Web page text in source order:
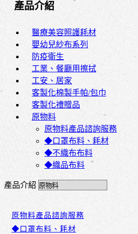
產品介紹
醫療美容照護耗材
嬰幼兒紗布系列
防疫衛生
工業、餐廳用擦拭
工安、居家
客製化棉製手帕/包巾
客製化禮贈品
原物料
原物料產品諮詢服務
◆口罩布料、耗材
◆不織布布料
◆織品布料
產品介紹
原物料產品諮詢服務
◆口罩布料、耗材